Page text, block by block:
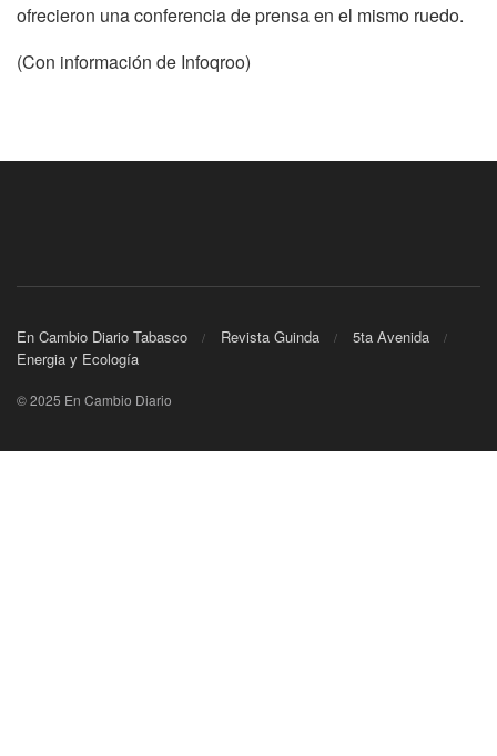
ofrecieron una conferencia de prensa en el mismo ruedo.
(Con información de Infoqroo)
En Cambio Diario Tabasco Revista Guinda
5ta Avenida
Energia y Ecología
© 2025 En Cambio Diario